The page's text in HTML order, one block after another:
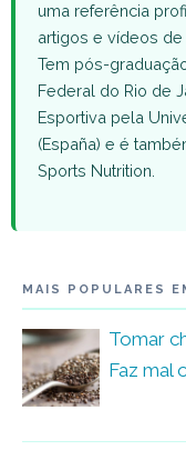
uma referência
artigos e vídeos
Tem pós-
Federal do Rio de
Esportiva pela
(España) e é
Sports Nutrition.
MAIS POPULARES
Tomar
Faz mal